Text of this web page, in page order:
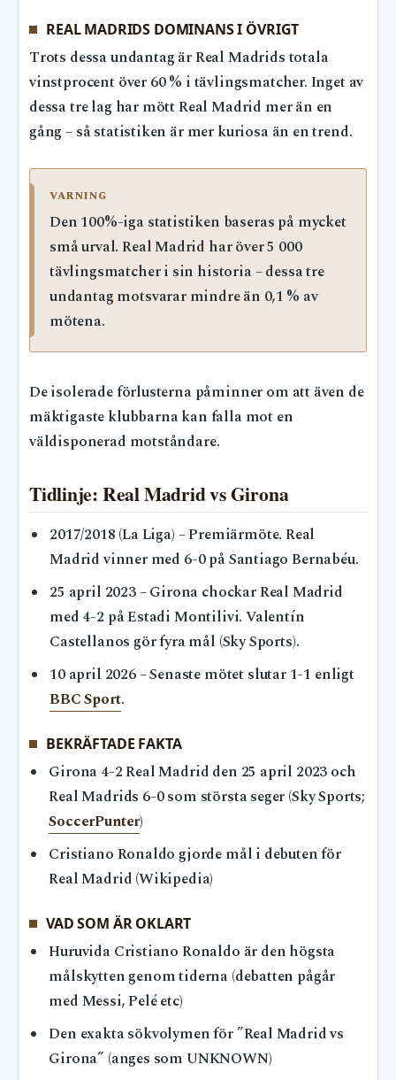
REAL MADRIDS DOMINANS I ÖVRIGT
Trots dessa undantag är Real Madrids totala
vinstprocent över 60 % i tävlingsmatcher. Inget av
dessa tre lag har mött Real Madrid mer än en
gång – så statistiken är mer kuriosa än en trend.
VARNING
Den 100%-iga statistiken baseras på mycket
små urval. Real Madrid har över 5 000
tävlingsmatcher i sin historia – dessa tre
undantag motsvarar mindre än 0,1 % av
mötena.
De isolerade förlusterna påminner om att även de
mäktigaste klubbarna kan falla mot en
väldisponerad motståndare.
Tidlinje: Real Madrid vs Girona
2017/2018 (La Liga) – Premiärmöte. Real
Madrid vinner med 6-0 på Santiago Bernabéu.
25 april 2023– Girona chockar Real Madrid
med 4-2 på Estadi Montilivi. Valentín
Castellanos gör fyra mål (Sky Sports).
10 april 2026– Senaste mötet slutar 1-1 enligt
BBC Sport.
BEKRÄFTADE FAKTA
Girona 4-2 Real Madrid den 25 april 2023 och
Real Madrids 6-0 som största seger (Sky Sports;
SoccerPunter)
Cristiano Ronaldo gjorde mål i debuten för
Real Madrid (Wikipedia)
VAD SOM ÄR OKLART
Huruvida Cristiano Ronaldo är den högsta
målskytten genom tiderna (debatten pågår
med Messi, Pelé etc)
Den exakta sökvolymen för ”Real Madrid vs
Girona” (anges som UNKNOWN)